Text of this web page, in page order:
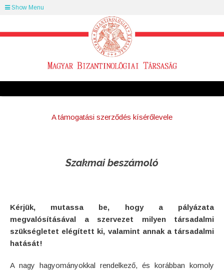
Show Menu
A támogatási szerződés kísérőlevele
Szakmai beszámoló
Kérjük, mutassa be, hogy a pályázata
megvalósításával a szervezet milyen társadalmi
szükségletet elégített ki, valamint annak a társadalmi
hatását!
A nagy hagyományokkal rendelkező, és korábban komoly